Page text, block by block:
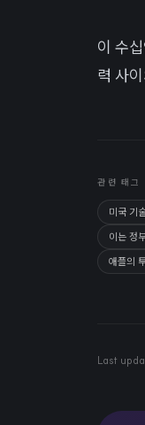
이 수
력 사
관련 태그
미국 기
이는 정
애플의
Last